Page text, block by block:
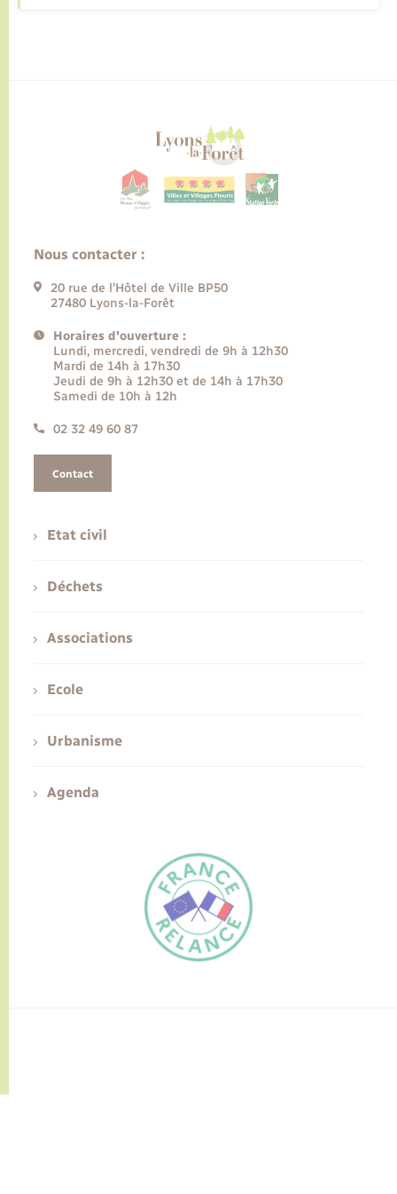
FR
Nous contacter :
20 rue de l’Hôtel de Ville BP50
27480 Lyons-la-Forêt
Horaires d'ouverture :
Lundi, mercredi, vendredi de 9h à 12h30
Mardi de 14h à 17h30
Jeudi de 9h à 12h30 et de 14h à 17h30
Samedi de 10h à 12h
02 32 49 60 87
Contact
Etat civil
Déchets
Associations
Ecole
Urbanisme
Agenda